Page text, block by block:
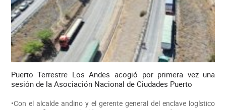
Puerto Terrestre Los Andes acogió por primera vez una
sesión de la Asociación Nacional de Ciudades Puerto
•Con el alcalde andino y el gerente general del enclave logístico